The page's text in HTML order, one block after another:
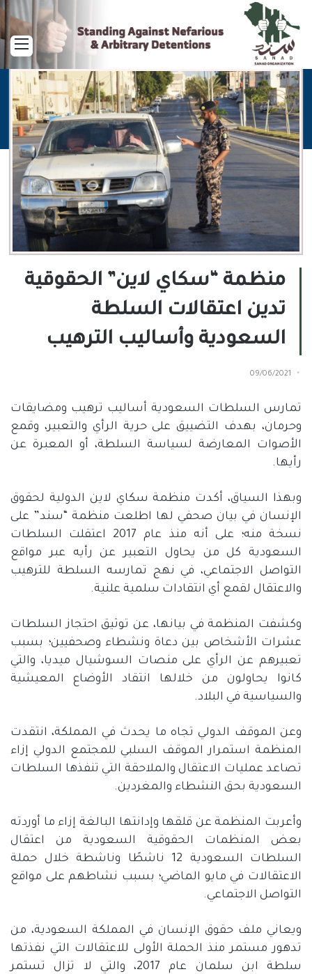
منظمة “سكاي لاين” الحقوقية
تدين اعتقالات السلطة
السعودية وأساليب الترهيب
09/06/2021
تمارس السلطات السعودية أساليب ترهيب ومضايقات
وحرمان، بهدف التضييق على حرية الرأي والتعبير، وقمع
الأصوات المعارضة لسياسة السلطة، أو المعبرة عن
رأيها.
وبهذا السياق، أكدت منظمة سكاي لاين الدولية لحقوق
الإنسان في بيان صحفي لها اطلعت منظمة “سند” على
نسخة منه؛ على أنه منذ عام 2017 اعتقلت السلطات
السعودية كل من يحاول التعبير عن رأيه عبر مواقع
التواصل الاجتماعي، في نهج تمارسه السلطة للترهيب
والاعتقال لقمع أي انتقادات سلمية علنية.
وكشفت المنظمة في بيانها، عن توثيق احتجاز السلطات
عشرات الأشخاص بين دعاة ونشطاء وصحفيين؛ بسبب
تعبيرهم عن الرأي على منصات السوشيال ميديا، والتي
كانوا يحاولون من خلالها انتقاد الأوضاع المعيشية
والسياسية في البلاد.
وعن الموقف الدولي تجاه ما يحدث في المملكة، انتقدت
المنظمة استمرار الموقف السلبي للمجتمع الدولي إزاء
تصاعد عمليات الاعتقال والملاحقة التي تنفذها السلطات
السعودية بحق النشطاء والمغردين.
وأعربت المنظمة عن قلقها وإدانتها البالغة إزاء ما أوردته
بعض المنظمات الحقوقية السعودية من اعتقال
السلطات السعودية 12 ناشطًا وناشطة خلال حملة
الاعتقالات في مايو الماضي؛ بسبب نشاطهم على مواقع
التواصل الاجتماعي.
ويعاني ملف حقوق الإنسان في المملكة السعودية، من
تدهور مستمر منذ الحملة الأولى للاعتقالات التي نفذتها
سلطة ابن سلمان عام 2017، والتي لا تزال تستمر